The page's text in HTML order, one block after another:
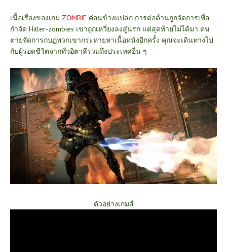
เนื้อเรื่องของเกม ZOMBIE ค่อนข้างแปลก การต่อต้านถูกจัดการเพื่อ
กำจัด Hitler-zombies เขาถูกเหวี่ยงลงสู่นรก แต่สุดท้ายไม่ได้มา คน
ตายจัดการกบฏพวกเขากระหายหาเนื้อหนังอีกครั้ง คุณจะเดินทางไป
กับผู้รอดชีวิตจากทั่วอิตาลีรวมถึงประเทศอื่น ๆ
ตัวอย่างเกมส์